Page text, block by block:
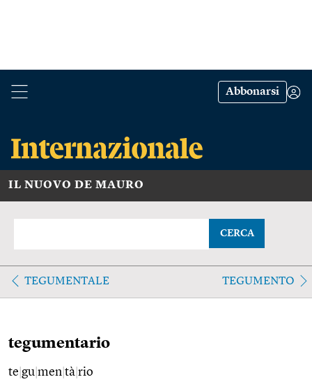
Abbonarsi
IL NUOVO DE MAURO
CERCA
TEGUMENTALE TEGUMENTO
tegumentario
te gu men tà rio